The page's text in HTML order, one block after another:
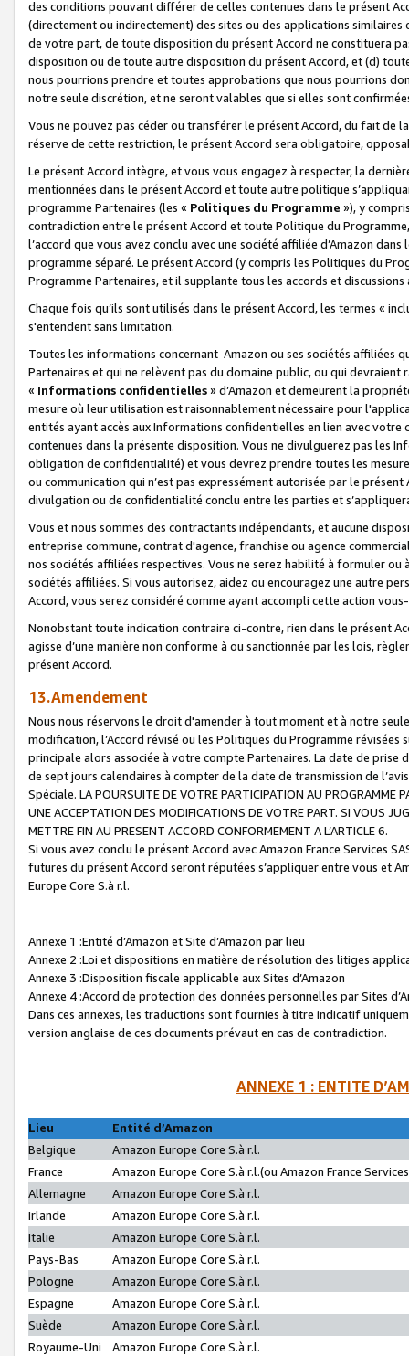
des conditions pouvant différer de celles contenues dans le présent
(directement ou indirectement) des sites ou des applications
de votre part, de toute disposition du présent Accord ne constituera
disposition ou de toute autre disposition du présent Accord, et (d)
nous pourrions prendre et toutes approbations que nous pourrions
notre seule discrétion, et ne seront valables que si elles sont
Vous ne pouvez pas céder ou transférer le présent Accord, du fait de
réserve de cette restriction, le présent Accord sera obligatoire,
Le présent Accord intègre, et vous vous engagez à respecter, la
mentionnées dans le présent Accord et toute autre politique
programme Partenaires (les « Politiques du Programme »), y
contradiction entre le présent Accord et toute Politique du
l’accord que vous avez conclu avec une société affiliée d’Amazon
programme séparé. Le présent Accord (y compris les Politiques du
Programme Partenaires, et il supplante tous les accords et discussions
Chaque fois qu’ils sont utilisés dans le présent Accord, les termes «
s'entendent sans limitation.
Toutes les informations concernant Amazon ou ses sociétés affiliées
Partenaires et qui ne relèvent pas du domaine public, ou qui
« Informations confidentielles» d’Amazon et demeurent la
mesure où leur utilisation est raisonnablement nécessaire pour
entités ayant accès aux Informations confidentielles en lien avec
contenues dans la présente disposition. Vous ne divulguerez pas les
obligation de confidentialité) et vous devrez prendre toutes les
ou communication qui n’est pas expressément autorisée par le
divulgation ou de confidentialité conclu entre les parties et
Vous et nous sommes des contractants indépendants, et aucune
entreprise commune, contrat d'agence, franchise ou agence
nos sociétés affiliées respectives. Vous ne serez habilité à formuler
sociétés affiliées. Si vous autorisez, aidez ou encouragez une autre
Accord, vous serez considéré comme ayant accompli cette action
Nonobstant toute indication contraire ci-contre, rien dans le présent
agisse d’une manière non conforme à ou sanctionnée par les lois,
présent Accord.
13.Amendement
Nous nous réservons le droit d'amender à tout moment et à notre
modification, l’Accord révisé ou les Politiques du Programme
principale alors associée à votre compte Partenaires. La date de
de sept jours calendaires à compter de la date de transmission de
Spéciale. LA POURSUITE DE VOTRE PARTICIPATION AU PROGRAMME
UNE ACCEPTATION DES MODIFICATIONS DE VOTRE PART. SI VOUS
METTRE FIN AU PRESENT ACCORD CONFORMEMENT A L’ARTICLE 6.
Si vous avez conclu le présent Accord avec Amazon France Services
futures du présent Accord seront réputées s’appliquer entre vous et
Europe Core S.à r.l.
Annexe 1 :Entité d’Amazon et Site d’Amazon par lieu
Annexe 2 :Loi et dispositions en matière de résolution des litiges
Annexe 3 :Disposition fiscale applicable aux Sites d’Amazon
Annexe 4 :Accord de protection des données personnelles par Sites
Dans ces annexes, les traductions sont fournies à titre indicatif
version anglaise de ces documents prévaut en cas de contradiction.
ANNEXE 1 : ENTITE
Lieu
Entité d’Amazon
Belgique
Amazon Europe Core S.à r.l.
France
Amazon Europe Core S.à r.l.(ou Amazon France
Allemagne
Amazon Europe Core S.à r.l.
Irlande
Amazon Europe Core S.à r.l.
Italie
Amazon Europe Core S.à r.l.
Pays-Bas
Amazon Europe Core S.à r.l.
Pologne
Amazon Europe Core S.à r.l.
Espagne
Amazon Europe Core S.à r.l.
Suède
Amazon Europe Core S.à r.l.
Royaume-Uni
Amazon Europe Core S.à r.l.